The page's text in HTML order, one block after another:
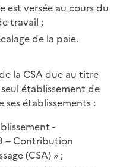
est versée au cours du
travail ;
de la paie.
la CSA due au titre
établissement de
établissements :
-
– Contribution
(CSA) » ;